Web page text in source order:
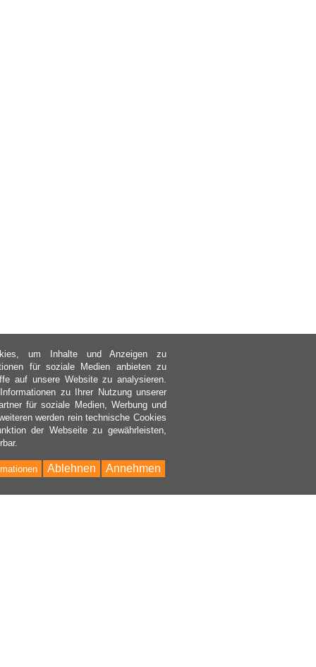
um Inhalte und Anzeigen zu
für soziale Medien anbieten zu
auf unsere Website zu analysieren.
zu Ihrer Nutzung unserer
für soziale Medien, Werbung und
werden rein technische Cookies
der Webseite zu gewährleisten,
Annehmen
Ablehnen